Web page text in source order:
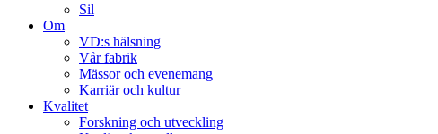
Sil
Om
VD:s hälsning
Vår fabrik
Mässor och evenemang
Karriär och kultur
Kvalitet
Forskning och utveckling